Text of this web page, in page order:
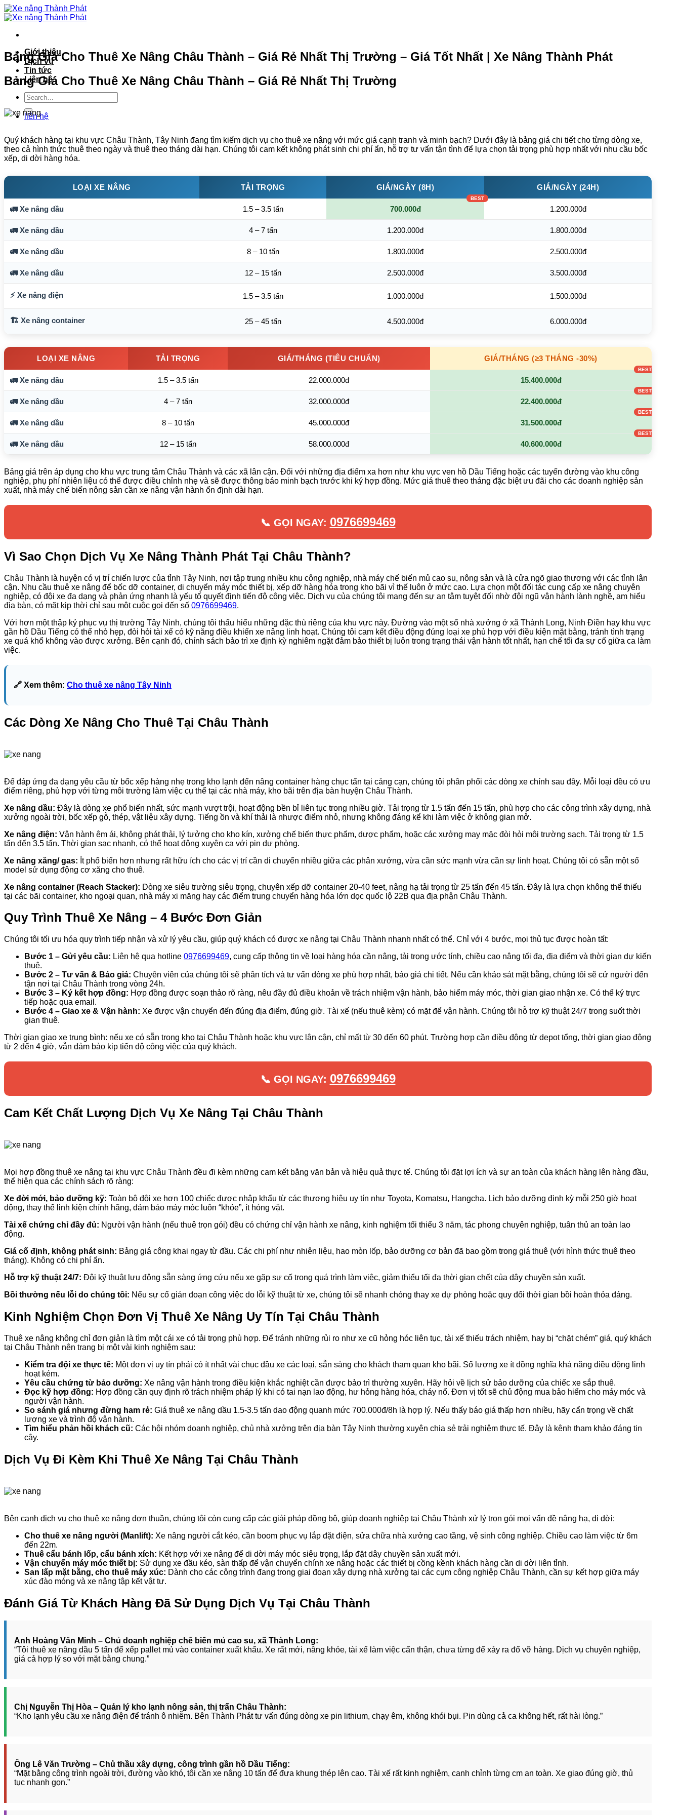
Bỏ
qua
dung
Giới thiệu
Dịch vụ
Tin tức
Liên hệ
liên hệ
Bảng Giá Cho Thuê Xe Nâng Châu Thành – Giá Rẻ Nhất Thị Trường – Giá Tốt Nhất | Xe Nâng Thành Phát
Bảng Giá Cho Thuê Xe Nâng Châu Thành – Giá Rẻ Nhất Thị Trường
Quý khách hàng tại khu vực Châu Thành, Tây Ninh đang tìm kiếm dịch vụ cho thuê xe nâng với mức giá cạnh tranh và minh bạch? Dưới đây là bảng giá chi tiết cho từng dòng xe,
theo cả hình thức thuê theo ngày và thuê theo tháng dài hạn. Chúng tôi cam kết không phát sinh chi phí ẩn, hỗ trợ tư vấn tận tình để lựa chọn tải trọng phù hợp nhất với nhu cầu bốc
xếp, di dời hàng hóa.
LOẠI XE NÂNG TẢI TRỌNG GIÁ/NGÀY (8H) GIÁ/NGÀY (24H)
🚛 Xe nâng dầu 1.5 – 3.5 tấn 700.000đ 1.200.000đ
🚛 Xe nâng dầu 4 – 7 tấn 1.200.000đ 1.800.000đ
🚛 Xe nâng dầu 8 – 10 tấn 1.800.000đ 2.500.000đ
🚛 Xe nâng dầu 12 – 15 tấn 2.500.000đ 3.500.000đ
⚡ Xe nâng điện 1.5 – 3.5 tấn 1.000.000đ 1.500.000đ
🏗️ Xe nâng container 25 – 45 tấn 4.500.000đ 6.000.000đ
LOẠI XE NÂNG TẢI TRỌNG GIÁ/THÁNG (TIÊU CHUẨN) GIÁ/THÁNG (≥3 THÁNG -30%)
🚛 Xe nâng dầu 1.5 – 3.5 tấn 22.000.000đ 15.400.000đ
🚛 Xe nâng dầu 4 – 7 tấn 32.000.000đ 22.400.000đ
🚛 Xe nâng dầu 8 – 10 tấn 45.000.000đ 31.500.000đ
🚛 Xe nâng dầu 12 – 15 tấn 58.000.000đ 40.600.000đ
Bảng giá trên áp dụng cho khu vực trung tâm Châu Thành và các xã lân cận. Đối với những địa điểm xa hơn như khu vực ven hồ Dầu Tiếng hoặc các tuyến đường vào khu công
nghiệp, phụ phí nhiên liệu có thể được điều chỉnh nhẹ và sẽ được thông báo minh bạch trước khi ký hợp đồng. Mức giá thuê theo tháng đặc biệt ưu đãi cho các doanh nghiệp sản
xuất, nhà máy chế biến nông sản cần xe nâng vận hành ổn định dài hạn.
📞 GỌI NGAY: 0976699469
Vì Sao Chọn Dịch Vụ Xe Nâng Thành Phát Tại Châu Thành?
Châu Thành là huyện có vị trí chiến lược của tỉnh Tây Ninh, nơi tập trung nhiều khu công nghiệp, nhà máy chế biến mủ cao su, nông sản và là cửa ngõ giao thương với các tỉnh lân
cận. Nhu cầu thuê xe nâng để bốc dỡ container, di chuyển máy móc thiết bị, xếp dỡ hàng hóa trong kho bãi vì thế luôn ở mức cao. Lựa chọn một đối tác cung cấp xe nâng chuyên
nghiệp, có đội xe đa dạng và phản ứng nhanh là yếu tố quyết định tiến độ công việc. Dịch vụ của chúng tôi mang đến sự an tâm tuyệt đối nhờ đội ngũ vận hành lành nghề, am hiểu
địa bàn, có mặt kịp thời chỉ sau một cuộc gọi đến số 0976699469.
Với hơn một thập kỷ phục vụ thị trường Tây Ninh, chúng tôi thấu hiểu những đặc thù riêng của khu vực này. Đường vào một số nhà xưởng ở xã Thành Long, Ninh Điền hay khu vực
gần hồ Dầu Tiếng có thể nhỏ hẹp, đòi hỏi tài xế có kỹ năng điều khiển xe nâng linh hoạt. Chúng tôi cam kết điều động đúng loại xe phù hợp với điều kiện mặt bằng, tránh tình trạng
xe quá khổ không vào được xưởng. Bên cạnh đó, chính sách bảo trì xe định kỳ nghiêm ngặt đảm bảo thiết bị luôn trong trạng thái vận hành tốt nhất, hạn chế tối đa sự cố giữa ca làm
việc.
🔗 Xem thêm: Cho thuê xe nâng Tây Ninh
Các Dòng Xe Nâng Cho Thuê Tại Châu Thành
Để đáp ứng đa dạng yêu cầu từ bốc xếp hàng nhẹ trong kho lạnh đến nâng container hàng chục tấn tại cảng cạn, chúng tôi phân phối các dòng xe chính sau đây. Mỗi loại đều có ưu
điểm riêng, phù hợp với từng môi trường làm việc cụ thể tại các nhà máy, kho bãi trên địa bàn huyện Châu Thành.
Xe nâng dầu: Đây là dòng xe phổ biến nhất, sức mạnh vượt trội, hoạt động bền bỉ liên tục trong nhiều giờ. Tải trọng từ 1.5 tấn đến 15 tấn, phù hợp cho các công trình xây dựng, nhà
xưởng ngoài trời, bốc xếp gỗ, thép, vật liệu xây dựng. Tiếng ồn và khí thải là nhược điểm nhỏ, nhưng không đáng kể khi làm việc ở không gian mở.
Xe nâng điện: Vận hành êm ái, không phát thải, lý tưởng cho kho kín, xưởng chế biến thực phẩm, dược phẩm, hoặc các xưởng may mặc đòi hỏi môi trường sạch. Tải trọng từ 1.5
tấn đến 3.5 tấn. Thời gian sạc nhanh, có thể hoạt động xuyên ca với pin dự phòng.
Xe nâng xăng/ gas: Ít phổ biến hơn nhưng rất hữu ích cho các vị trí cần di chuyển nhiều giữa các phân xưởng, vừa cần sức mạnh vừa cần sự linh hoạt. Chúng tôi có sẵn một số
model sử dụng động cơ xăng cho thuê.
Xe nâng container (Reach Stacker): Dòng xe siêu trường siêu trọng, chuyên xếp dỡ container 20-40 feet, nâng hạ tải trọng từ 25 tấn đến 45 tấn. Đây là lựa chọn không thể thiếu
tại các bãi container, kho ngoại quan, nhà máy xi măng hay các điểm trung chuyển hàng hóa lớn dọc quốc lộ 22B qua địa phận Châu Thành.
Quy Trình Thuê Xe Nâng – 4 Bước Đơn Giản
Chúng tôi tối ưu hóa quy trình tiếp nhận và xử lý yêu cầu, giúp quý khách có được xe nâng tại Châu Thành nhanh nhất có thể. Chỉ với 4 bước, mọi thủ tục được hoàn tất:
Bước 1 – Gửi yêu cầu: Liên hệ qua hotline 0976699469, cung cấp thông tin về loại hàng hóa cần nâng, tải trọng ước tính, chiều cao nâng tối đa, địa điểm và thời gian dự kiến
thuê.
Bước 2 – Tư vấn & Báo giá: Chuyên viên của chúng tôi sẽ phân tích và tư vấn dòng xe phù hợp nhất, báo giá chi tiết. Nếu cần khảo sát mặt bằng, chúng tôi sẽ cử người đến
tận nơi tại Châu Thành trong vòng 24h.
Bước 3 – Ký kết hợp đồng: Hợp đồng được soạn thảo rõ ràng, nêu đầy đủ điều khoản về trách nhiệm vận hành, bảo hiểm máy móc, thời gian giao nhận xe. Có thể ký trực
tiếp hoặc qua email.
Bước 4 – Giao xe & Vận hành: Xe được vận chuyển đến đúng địa điểm, đúng giờ. Tài xế (nếu thuê kèm) có mặt để vận hành. Chúng tôi hỗ trợ kỹ thuật 24/7 trong suốt thời
gian thuê.
Thời gian giao xe trung bình: nếu xe có sẵn trong kho tại Châu Thành hoặc khu vực lân cận, chỉ mất từ 30 đến 60 phút. Trường hợp cần điều động từ depot tổng, thời gian giao động
từ 2 đến 4 giờ, vẫn đảm bảo kịp tiến độ công việc của quý khách.
📞 GỌI NGAY: 0976699469
Cam Kết Chất Lượng Dịch Vụ Xe Nâng Tại Châu Thành
Mọi hợp đồng thuê xe nâng tại khu vực Châu Thành đều đi kèm những cam kết bằng văn bản và hiệu quả thực tế. Chúng tôi đặt lợi ích và sự an toàn của khách hàng lên hàng đầu,
thể hiện qua các chính sách rõ ràng:
Xe đời mới, bảo dưỡng kỹ: Toàn bộ đội xe hơn 100 chiếc được nhập khẩu từ các thương hiệu uy tín như Toyota, Komatsu, Hangcha. Lịch bảo dưỡng định kỳ mỗi 250 giờ hoạt
động, thay thế linh kiện chính hãng, đảm bảo máy móc luôn “khỏe”, ít hỏng vặt.
Tài xế chứng chỉ đầy đủ: Người vận hành (nếu thuê trọn gói) đều có chứng chỉ vận hành xe nâng, kinh nghiệm tối thiểu 3 năm, tác phong chuyên nghiệp, tuân thủ an toàn lao
động.
Giá cố định, không phát sinh: Bảng giá công khai ngay từ đầu. Các chi phí như nhiên liệu, hao mòn lốp, bảo dưỡng cơ bản đã bao gồm trong giá thuê (với hình thức thuê theo
tháng). Không có chi phí ẩn.
Hỗ trợ kỹ thuật 24/7: Đội kỹ thuật lưu động sẵn sàng ứng cứu nếu xe gặp sự cố trong quá trình làm việc, giảm thiểu tối đa thời gian chết của dây chuyền sản xuất.
Bồi thường nếu lỗi do chúng tôi: Nếu sự cố gián đoạn công việc do lỗi kỹ thuật từ xe, chúng tôi sẽ nhanh chóng thay xe dự phòng hoặc quy đổi thời gian bồi hoàn thỏa đáng.
Kinh Nghiệm Chọn Đơn Vị Thuê Xe Nâng Uy Tín Tại Châu Thành
Thuê xe nâng không chỉ đơn giản là tìm một cái xe có tải trọng phù hợp. Để tránh những rủi ro như xe cũ hỏng hóc liên tục, tài xế thiếu trách nhiệm, hay bị “chặt chém” giá, quý khách
tại Châu Thành nên trang bị một vài kinh nghiệm sau:
Kiểm tra đội xe thực tế: Một đơn vị uy tín phải có ít nhất vài chục đầu xe các loại, sẵn sàng cho khách tham quan kho bãi. Số lượng xe ít đồng nghĩa khả năng điều động linh
hoạt kém.
Yêu cầu chứng từ bảo dưỡng: Xe nâng vận hành trong điều kiện khắc nghiệt cần được bảo trì thường xuyên. Hãy hỏi về lịch sử bảo dưỡng của chiếc xe sắp thuê.
Đọc kỹ hợp đồng: Hợp đồng cần quy định rõ trách nhiệm pháp lý khi có tai nạn lao động, hư hỏng hàng hóa, cháy nổ. Đơn vị tốt sẽ chủ động mua bảo hiểm cho máy móc và
người vận hành.
So sánh giá nhưng đừng ham rẻ: Giá thuê xe nâng dầu 1.5-3.5 tấn dao động quanh mức 700.000đ/8h là hợp lý. Nếu thấy báo giá thấp hơn nhiều, hãy cẩn trọng về chất
lượng xe và trình độ vận hành.
Tìm hiểu phản hồi khách cũ: Các hội nhóm doanh nghiệp, chủ nhà xưởng trên địa bàn Tây Ninh thường xuyên chia sẻ trải nghiệm thực tế. Đây là kênh tham khảo đáng tin
cậy.
Dịch Vụ Đi Kèm Khi Thuê Xe Nâng Tại Châu Thành
Bên cạnh dịch vụ cho thuê xe nâng đơn thuần, chúng tôi còn cung cấp các giải pháp đồng bộ, giúp doanh nghiệp tại Châu Thành xử lý trọn gói mọi vấn đề nâng hạ, di dời:
Cho thuê xe nâng người (Manlift): Xe nâng người cắt kéo, cần boom phục vụ lắp đặt điện, sửa chữa nhà xưởng cao tầng, vệ sinh công nghiệp. Chiều cao làm việc từ 6m
đến 22m.
Thuê cẩu bánh lốp, cẩu bánh xích: Kết hợp với xe nâng để di dời máy móc siêu trọng, lắp đặt dây chuyền sản xuất mới.
Vận chuyển máy móc thiết bị: Sử dụng xe đầu kéo, sàn thấp để vận chuyển chính xe nâng hoặc các thiết bị cồng kềnh khách hàng cần di dời liên tỉnh.
San lấp mặt bằng, cho thuê máy xúc: Dành cho các công trình đang trong giai đoạn xây dựng nhà xưởng tại các cụm công nghiệp Châu Thành, cần sự kết hợp giữa máy
xúc đào móng và xe nâng tập kết vật tư.
Đánh Giá Từ Khách Hàng Đã Sử Dụng Dịch Vụ Tại Châu Thành
Anh Hoàng Văn Minh – Chủ doanh nghiệp chế biến mủ cao su, xã Thành Long:
“Tôi thuê xe nâng dầu 5 tấn để xếp pallet mủ vào container xuất khẩu. Xe rất mới, nâng khỏe, tài xế làm việc cẩn thận, chưa từng để xảy ra đổ vỡ hàng. Dịch vụ chuyên nghiệp,
giá cả hợp lý so với mặt bằng chung.”
Chị Nguyễn Thị Hòa – Quản lý kho lạnh nông sản, thị trấn Châu Thành:
“Kho lạnh yêu cầu xe nâng điện để tránh ô nhiễm. Bên Thành Phát tư vấn đúng dòng xe pin lithium, chạy êm, không khói bụi. Pin dùng cả ca không hết, rất hài lòng.”
Ông Lê Văn Trường – Chủ thầu xây dựng, công trình gần hồ Dầu Tiếng:
“Mặt bằng công trình ngoài trời, đường vào khó, tôi cần xe nâng 10 tấn để đưa khung thép lên cao. Tài xế rất kinh nghiệm, canh chỉnh từng cm an toàn. Xe giao đúng giờ, thủ
tục nhanh gọn.”